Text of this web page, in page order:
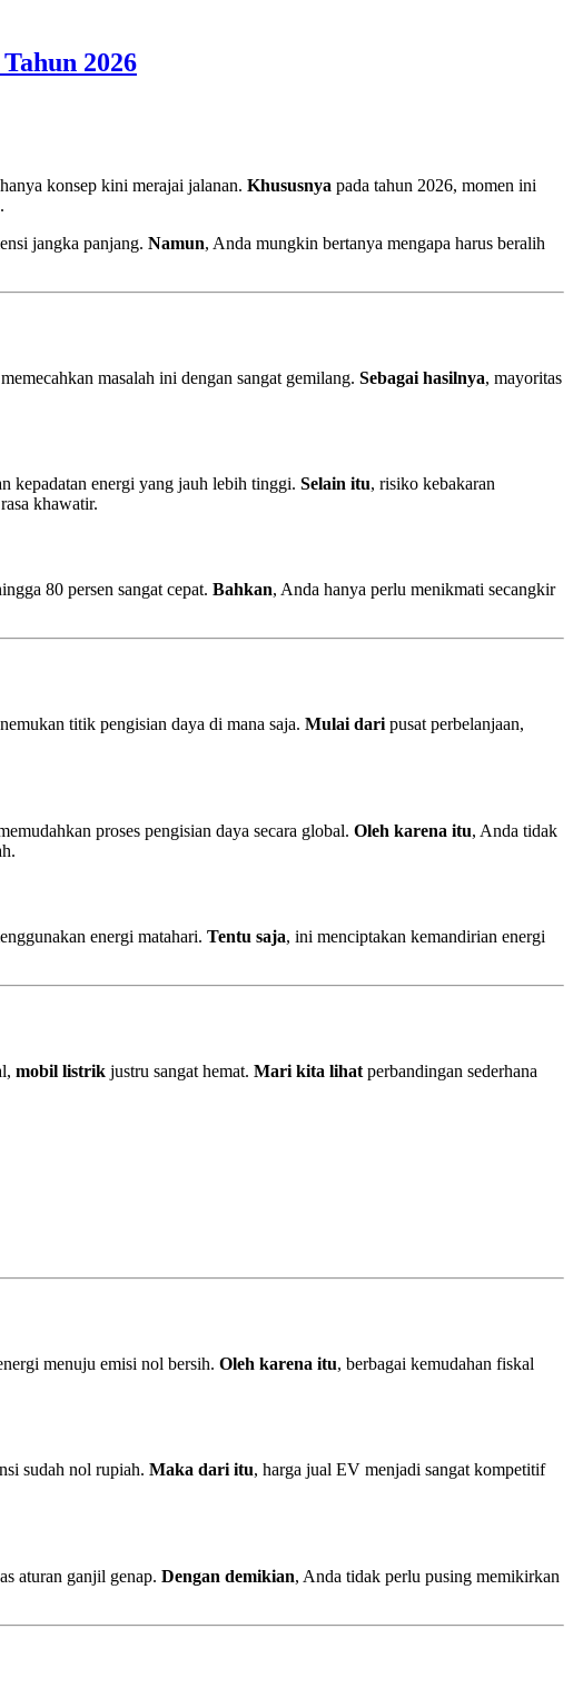
2026
konsep kini merajai jalanan. Khususnya pada tahun 2026, momen ini
jangka panjang. Namun, Anda mungkin bertanya mengapa harus beralih
masalah ini dengan sangat gemilang. Sebagai hasilnya, mayoritas
kepadatan energi yang jauh lebih tinggi. Selain itu, risiko kebakaran
khawatir.
80 persen sangat cepat. Bahkan, Anda hanya perlu menikmati secangkir
titik pengisian daya di mana saja. Mulai dari pusat perbelanjaan,
proses pengisian daya secara global. Oleh karena itu, Anda tidak
energi matahari. Tentu saja, ini menciptakan kemandirian energi
mobil listrik justru sangat hemat. Mari kita lihat perbandingan sederhana
menuju emisi nol bersih. Oleh karena itu, berbagai kemudahan fiskal
sudah nol rupiah. Maka dari itu, harga jual EV menjadi sangat kompetitif
aturan ganjil genap. Dengan demikian, Anda tidak perlu pusing memikirkan